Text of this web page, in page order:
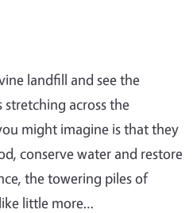
landfill and see the
across the
might imagine is that they
conserve water and restore
the towering piles of
little more…